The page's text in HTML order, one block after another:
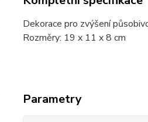
Dekorace pro zvýšení
Rozměry: 19 x 11 x 8 cm
Parametry